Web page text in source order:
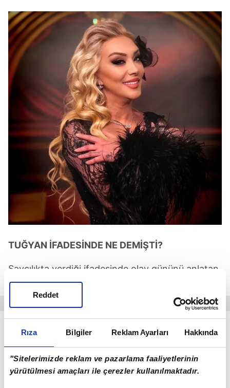
Rıza Bilgiler Reklam Ayarları Hakkında
"Sitelerimizde reklam ve pazarlama faaliyetlerinin
yürütülmesi amaçları ile çerezler kullanılmaktadır.
Reddet
TUĞYAN İFADESİNDE NE DEMİŞTİ?
Savcılıkta verdiği ifadesinde olay gününü anlatan
Tuğyan Ülkem Gülter,
"Sultan'la beraber Çınarcık'taki eve gittiğimizde
ettikten sonra annem duşa girdi. Biz de Sultan'la
yemek siparişi verip yemek yedik.